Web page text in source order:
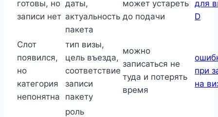
готовы, но
записи нет
даты,
актуальность
пакета
может устареть
до подачи
для
D
Слот
появился,
но
категория
непонятна
тип визы,
цель въезда,
соответствие
записи
пакету
можно
записаться не
туда и потерять
время
при
на
роль